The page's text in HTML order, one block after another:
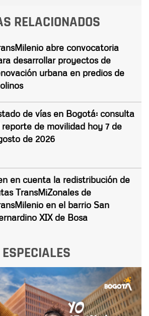
RELACIONADOS
abre convocatoria
desarrollar proyectos de
urbana en predios de
de vías en Bogotá: consulta
reporte de movilidad hoy 7 de
de 2026
en cuenta la redistribución de
TransMiZonales de
en el barrio San
XIX de Bosa
ESPECIALES